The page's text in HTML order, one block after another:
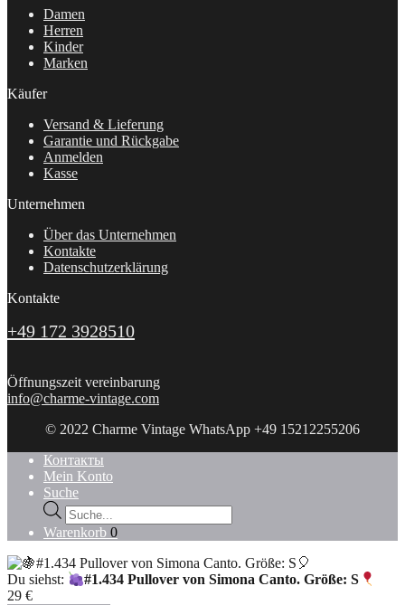
Damen
Herren
Kinder
Marken
Käufer
Versand & Lieferung
Garantie und Rückgabe
Anmelden
Kasse
Unternehmen
Über das Unternehmen
Kontakte
Datenschutzerklärung
Kontakte
+49 172 3928510
Öffnungszeit vereinbarung
info@charme-vintage.com
© 2022 Charme Vintage WhatsApp +49 15212255206
Контакты
Mein Konto
Suche
Products
search
Warenkorb 0
Du siehst:
#1.434 Pullover von Simona Canto. Größe: S
29 €